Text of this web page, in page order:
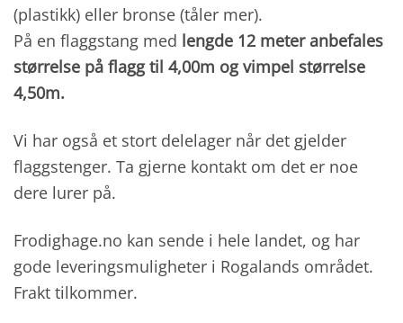
(plastikk) eller bronse (tåler mer).
På en flaggstang med lengde 12 meter anbefales
størrelse på flagg til 4,00m og vimpel størrelse
4,50m.
Vi har også et stort delelager når det gjelder
flaggstenger. Ta gjerne kontakt om det er noe
dere lurer på.
Frodighage.no kan sende i hele landet, og har
gode leveringsmuligheter i Rogalands området.
Frakt tilkommer.